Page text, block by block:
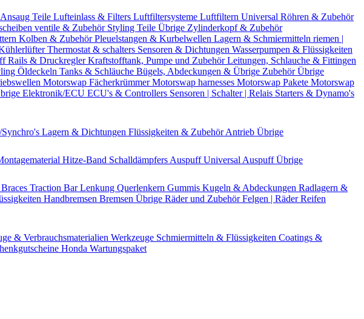
Teile Lufteinlass & Filters Luftfiltersysteme Luftfiltern Universal Röhren & Zubehör
ventile & Zubehör Styling Teile Übrige Zylinderkopf & Zubehör
Kolben & ZubehörPleuelstangen & Kurbelwellen Lagern & Schmiermitteln riemen |
Thermostat & schalters Sensoren & Dichtungen Wasserpumpen & Flüssigkeiten
Rails & DruckreglerKraftstofftank, Pumpe und ZubehörLeitungen, Schlauche & Fittingen
Öldeckeln Tanks & Schläuche Bügels, Abdeckungen & Übrige ZubehörÜbrige
Motorswap FächerkrümmerMotorswap harnesses Motorswap Pakete Motorswap
Elektronik/ECU ECU's & Controllers Sensoren | Schalter | Relais Starters & Dynamo's
Lagern & Dichtungen Flüssigkeiten & ZubehörAntrieb Übrige
Hitze-Band Schalldämpfers Auspuff Universal Auspuff Übrige
Braces Traction BarLenkung Querlenkern Gummis Kugeln & Abdeckungen Radlagern &
Handbremsen Bremsen Übrige Räder und ZubehörFelgen | RäderReifen
& Verbrauchsmaterialien Werkzeuge Schmiermitteln & Flüssigkeiten Coatings &
Honda Wartungspaket